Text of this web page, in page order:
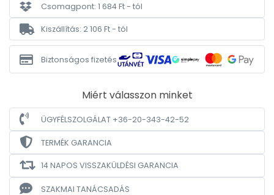
Csomagpont: 1 684 Ft - tól
Kiszállítás: 2 106 Ft - tól
Biztonságos fizetés
Miért válasszon minket
ÜGYFÉLSZOLGÁLAT +36-20-343-42-52
TERMÉK GARANCIA
14 NAPOS VISSZAKÜLDÉSI GARANCIA
SZAKMAI TANÁCSADÁS